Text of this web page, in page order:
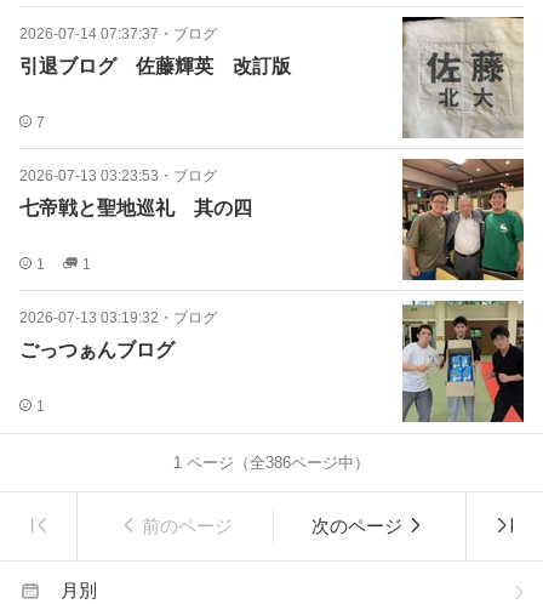
2026-07-14 07:37:37 ・ ブログ
引退ブログ 佐藤輝英 改訂版
7
2026-07-13 03:23:53 ・ ブログ
七帝戦と聖地巡礼 其の四
1 1
2026-07-13 03:19:32 ・ ブログ
ごっつぁんブログ
1
1 ページ（全386ページ中）
前のページ 次のページ
月別